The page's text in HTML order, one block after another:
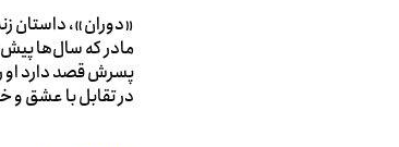
«دوران»، داستان
مادر که سال‌ها پیش
پسرش قصد دارد او
در تقابل با عشق و